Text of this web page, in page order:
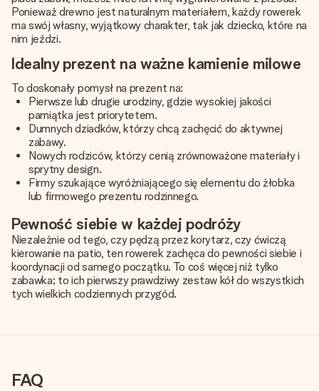
Ponieważ drewno jest naturalnym materiałem, każdy rowerek
ma swój własny, wyjątkowy charakter, tak jak dziecko, które na
nim jeździ.
Idealny prezent na ważne kamienie milowe
To doskonały pomysł na prezent na:
Pierwsze lub drugie urodziny, gdzie wysokiej jakości
pamiątka jest priorytetem.
Dumnych dziadków, którzy chcą zachęcić do aktywnej
zabawy.
Nowych rodziców, którzy cenią zrównoważone materiały i
sprytny design.
Firmy szukające wyróżniającego się elementu do żłobka
lub firmowego prezentu rodzinnego.
Pewność siebie w każdej podróży
Niezależnie od tego, czy pędzą przez korytarz, czy ćwiczą
kierowanie na patio, ten rowerek zachęca do pewności siebie i
koordynacji od samego początku. To coś więcej niż tylko
zabawka; to ich pierwszy prawdziwy zestaw kół do wszystkich
tych wielkich codziennych przygód.
FAQ